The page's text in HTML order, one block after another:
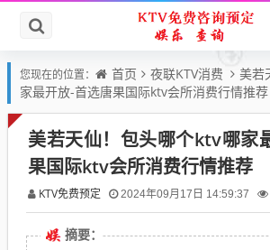
您现在的位置： 首页 夜联KTV消费
美若
家最开放-首选唐果国际ktv会所消费行情推荐
美若天仙！包头哪个ktv哪家
果国际ktv会所消费行情推荐
KTV免费预定 2024年09月17日 14:59:37
摘要：